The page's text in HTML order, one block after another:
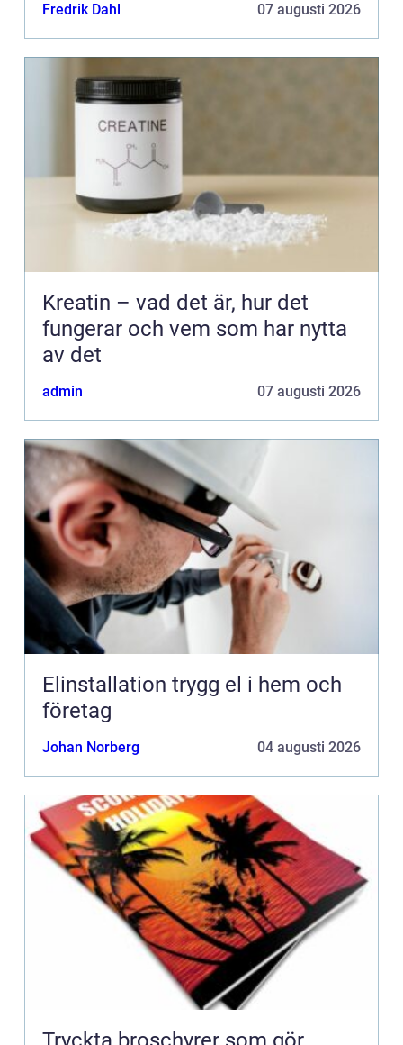
Fredrik Dahl 07 augusti 2026
Kreatin – vad det är, hur det
fungerar och vem som har nytta
av det
admin 07 augusti 2026
Elinstallation trygg el i hem och
företag
Johan Norberg 04 augusti 2026